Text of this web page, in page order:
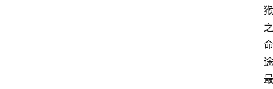
猴
之
命
途
最